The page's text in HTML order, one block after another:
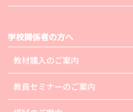
学校関係者の方へ
教材購入のご案内
教員セミナーのご案内